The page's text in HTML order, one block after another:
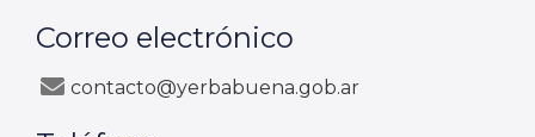
Correo electrónico
contacto@yerbabuena.gob.ar